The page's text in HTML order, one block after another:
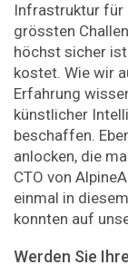
Infrastruktur für
grössten
höchst sicher
kostet. Wie wir
Erfahrung
künstlicher
beschaffen.
anlocken, die
CTO von
einmal in
konnten auf
Werden Sie